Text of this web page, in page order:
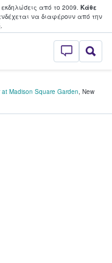
από το 2009. Κάθε
να διαφέρουν από την
StubHub - Όπου
Madison Square Garden, New